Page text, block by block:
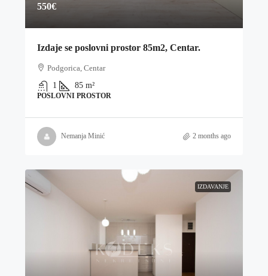
550€
Izdaje se poslovni prostor 85m2, Centar.
Podgorica, Centar
1
85 m²
POSLOVNI PROSTOR
Nemanja Minić 2 months ago
IZDAVANJE